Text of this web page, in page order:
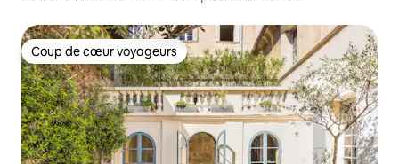
Coup de cœur voyageurs
Coup de cœur voyageurs